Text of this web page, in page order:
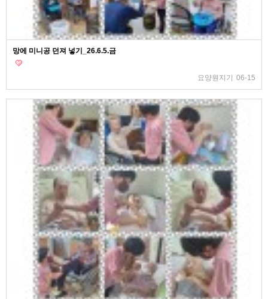
망에 미니공 던져 넣기_26.6.5.금
요양원지기 06-15